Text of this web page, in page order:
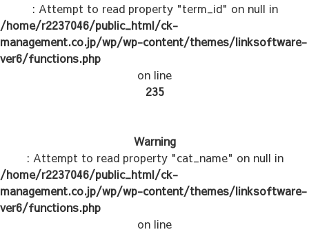
: Attempt to read property "term_id" on null in
/home/r2237046/public_html/ck-
management.co.jp/wp/wp-content/themes/linksoftware-
ver6/functions.php
on line
235
Warning
: Attempt to read property "cat_name" on null in
/home/r2237046/public_html/ck-
management.co.jp/wp/wp-content/themes/linksoftware-
ver6/functions.php
on line